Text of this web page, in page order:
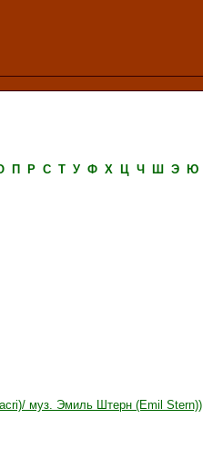
П Р С Т У Ф Х Ц Ч Ш Э Ю
муз. Эмиль Штерн (Emil Stern))